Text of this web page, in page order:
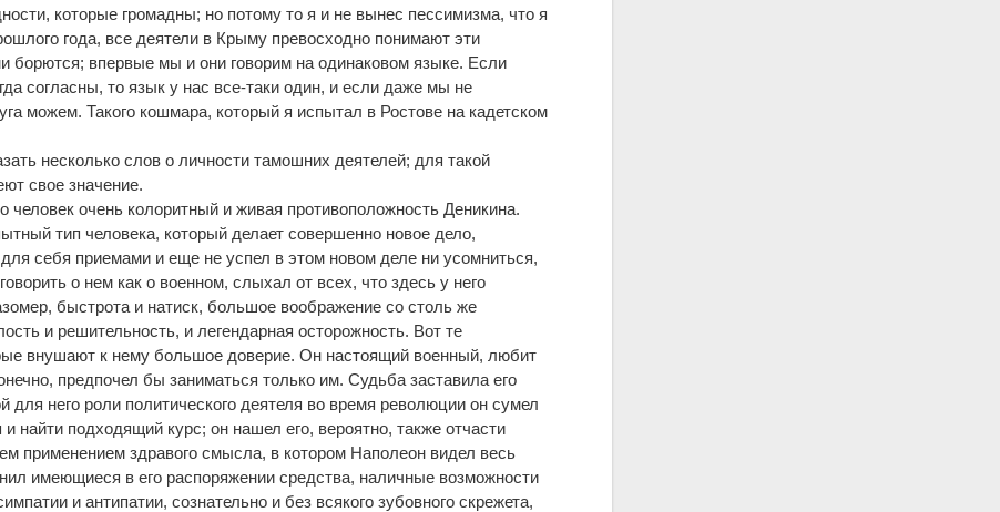
которые громадны; но потому то я и не вынес пессимизма, что я
года, все деятели в Крыму превосходно понимают эти
борются; впервые мы и они говорим на одинаковом языке. Если
согласны, то язык у нас все-таки один, и если даже мы не
можем. Такого кошмара, который я испытал в Ростове на кадетском
несколько слов о личности тамошних деятелей; для такой
свое значение.
человек очень колоритный и живая противоположность Деникина.
тип человека, который делает совершенно новое дело,
себя приемами и еще не успел в этом новом деле ни усомниться,
о нем как о военном, слыхал от всех, что здесь у него
быстрота и натиск, большое воображение со столь же
и решительность, и легендарная осторожность. Вот те
внушают к нему большое доверие. Он настоящий военный, любит
предпочел бы заниматься только им. Судьба заставила его
для него роли политического деятеля во время революции он сумел
найти подходящий курс; он нашел его, вероятно, также отчасти
применением здравого смысла, в котором Наполеон видел весь
имеющиеся в его распоряжении средства, наличные возможности
и антипатии, сознательно и без всякого зубовного скрежета,